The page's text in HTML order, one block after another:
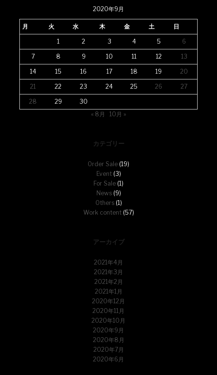
2020年9月
月 火 水 木 金 土 日
1 2 3 4 5 6
7 8 9 10 11 12 13
14 15 16 17 18 19 20
21 22 23 24 25 26 27
28 29
30
« 8月
10月 »
カテゴリー
Order Sale (19)
Event(3)
For Sale (1)
News(9)
Others(1)
Work content(57)
アーカイブ
2021年4月
2021年3月
2021年2月
2021年1月
2020年12月
2020年11月
2020年10月
2020年9月
2020年8月
2020年7月
2020年6月